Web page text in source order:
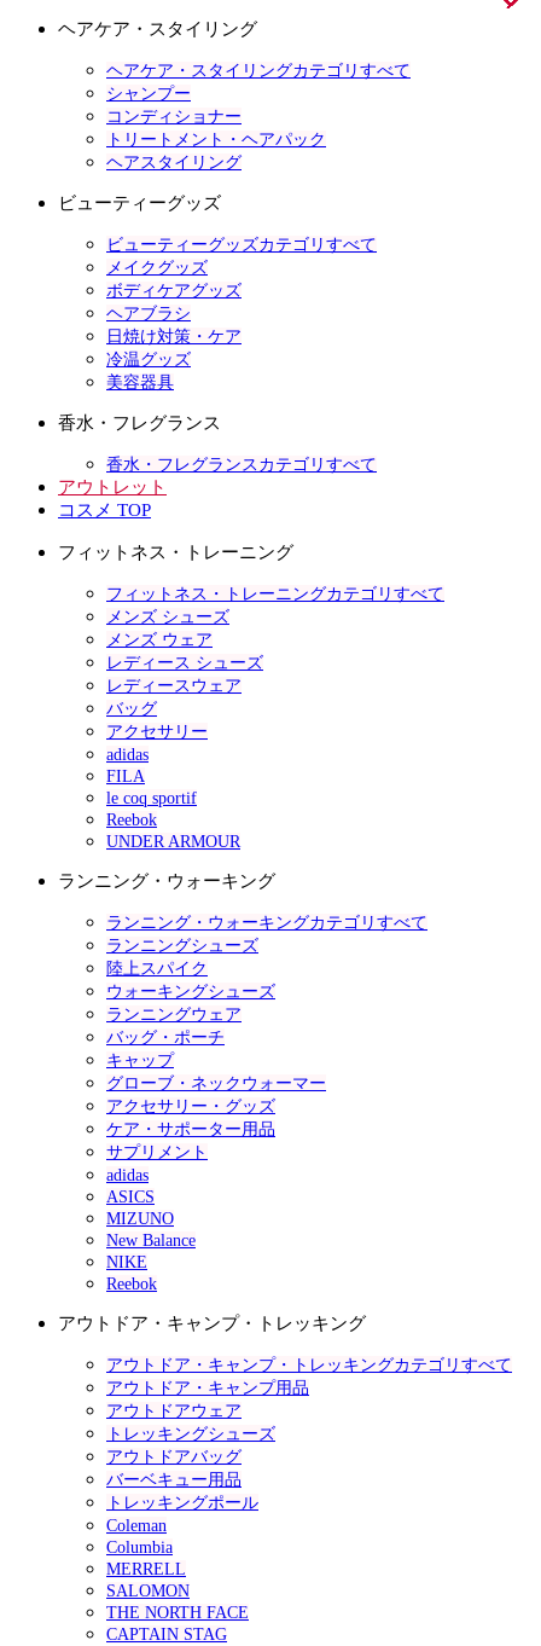
ヘアケア・スタイリング
ヘアケア・スタイリングカテゴリすべて
シャンプー
コンディショナー
トリートメント・ヘアパック
ヘアスタイリング
ビューティーグッズ
ビューティーグッズカテゴリすべて
メイクグッズ
ボディケアグッズ
ヘアブラシ
日焼け対策・ケア
冷温グッズ
美容器具
香水・フレグランス
香水・フレグランスカテゴリすべて
アウトレット
コスメ TOP
フィットネス・トレーニング
フィットネス・トレーニングカテゴリすべて
メンズ シューズ
メンズ ウェア
レディース シューズ
レディースウェア
バッグ
アクセサリー
adidas
FILA
le coq sportif
Reebok
UNDER ARMOUR
ランニング・ウォーキング
ランニング・ウォーキングカテゴリすべて
ランニングシューズ
陸上スパイク
ウォーキングシューズ
ランニングウェア
バッグ・ポーチ
キャップ
グローブ・ネックウォーマー
アクセサリー・グッズ
ケア・サポーター用品
サプリメント
adidas
ASICS
MIZUNO
New Balance
NIKE
Reebok
アウトドア・キャンプ・トレッキング
アウトドア・キャンプ・トレッキングカテゴリすべて
アウトドア・キャンプ用品
アウトドアウェア
トレッキングシューズ
アウトドアバッグ
バーベキュー用品
トレッキングポール
Coleman
Columbia
MERRELL
SALOMON
THE NORTH FACE
CAPTAIN STAG